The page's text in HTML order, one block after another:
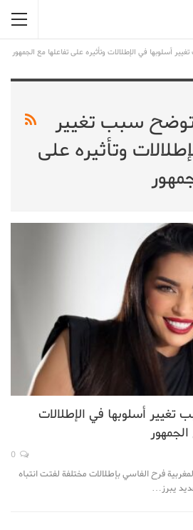
أسلوبها في الإطلالات وتأثيره على تفاعلها مع الجمهور
سبب تغيير
وتأثيره على
أسلوبها في الإطلالات
فرح الفاسي بإطلالات مختلفة لفتت انتباه
يبرز…